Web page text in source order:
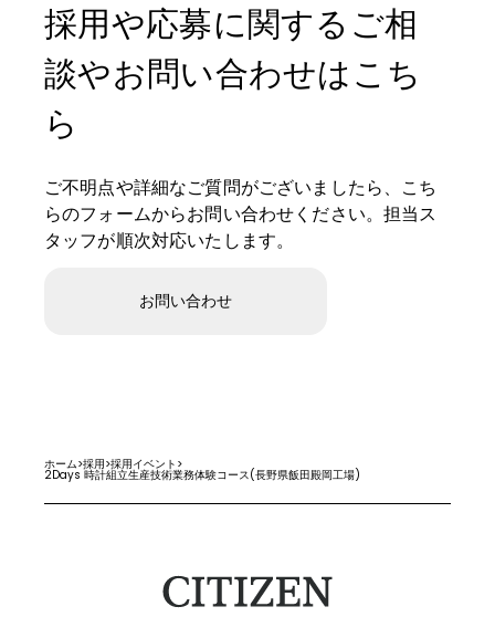
採用や応募に関するご相
談やお問い合わせはこち
ら
ご不明点や詳細なご質問がございましたら、こち
らのフォームからお問い合わせください。担当ス
タッフが順次対応いたします。
お問い合わせ
ホーム>採用>採用イベント >
2Days 時計組立生産技術業務体験コース(長野県飯田殿岡工場)